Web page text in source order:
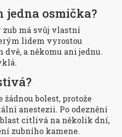
jedna osmička?
zub má svůj vlastní
lidem vyrostou
a někomu ani jednu.
bolest, protože
anestezii. Po odeznění
citlivá na několik dní,
zubního kamene.